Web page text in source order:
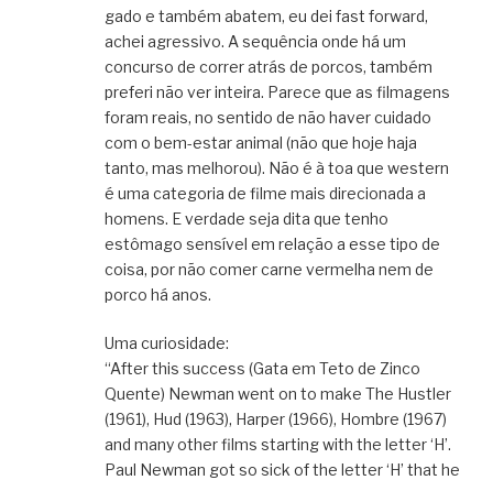
gado e também abatem, eu dei fast forward,
achei agressivo. A sequência onde há um
concurso de correr atrás de porcos, também
preferi não ver inteira. Parece que as filmagens
foram reais, no sentido de não haver cuidado
com o bem-estar animal (não que hoje haja
tanto, mas melhorou). Não é à toa que western
é uma categoria de filme mais direcionada a
homens. E verdade seja dita que tenho
estômago sensível em relação a esse tipo de
coisa, por não comer carne vermelha nem de
porco há anos.
Uma curiosidade:
“After this success (Gata em Teto de Zinco
Quente) Newman went on to make The Hustler
(1961), Hud (1963), Harper (1966), Hombre (1967)
and many other films starting with the letter ‘H’.
Paul Newman got so sick of the letter ‘H’ that he